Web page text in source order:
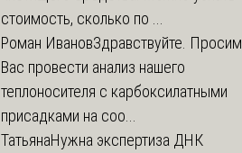
стоимость, сколько по ...
Роман ИвановЗдравствуйте. Просим
Вас провести анализ нашего
теплоносителя с карбоксилатными
присадками на соо...
ТатьянаНужна экспертиза ДНК